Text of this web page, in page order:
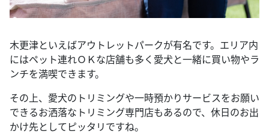
木更津といえばアウトレットパークが有名です。エリア内
にはペット連れＯＫな店舗も多く愛犬と一緒に買い物やラ
ンチを満喫できます。
その上、愛犬のトリミングや一時預かりサービスをお願い
できるお洒落なトリミング専門店もあるので、休日のお出
かけ先としてピッタリですね。